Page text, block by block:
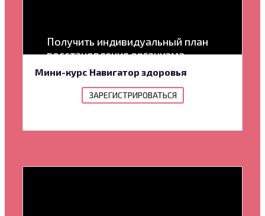
Получить индивидуальный план
восстановления организма
Мини-курс Навигатор здоровья
ЗАРЕГИСТРИРОВАТЬСЯ